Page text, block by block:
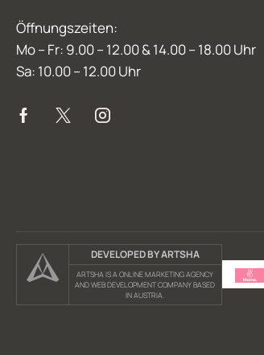
Öffnungszeiten:
Mo – Fr: 9.00 – 12.00 & 14.00 – 18.00 Uhr
Sa: 10.00 – 12.00 Uhr
DEVELOPED BY ARTSHA
ARTSHA IS A ONLINE MARKETING AGENCY
AND WEB DEVELOPMENT COMPANY BASED
IN AUSTRIA.